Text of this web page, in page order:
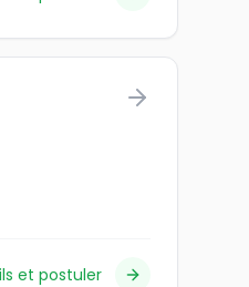
et postuler